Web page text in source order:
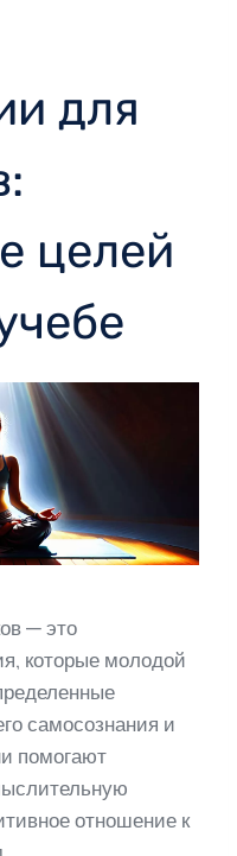
для
целей
— это
которые молодой
самосознания и
помогают
отношение к